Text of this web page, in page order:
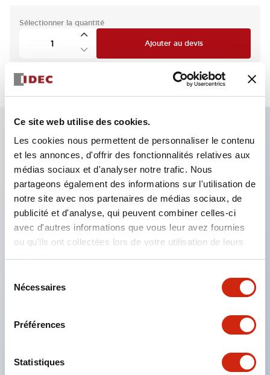
Ce site web utilise des cookies.
Les cookies nous permettent de personnaliser le contenu
et les annonces, d'offrir des fonctionnalités relatives aux
médias sociaux et d'analyser notre trafic. Nous
partageons également des informations sur l'utilisation de
notre site avec nos partenaires de médias sociaux, de
publicité et d'analyse, qui peuvent combiner celles-ci
avec d'autres informations que vous leur avez fournies
ou qu'ils ont collectées lors de votre utilisation de leurs
Nécessaires
Préférences
Statistiques
Sélectionner la quantité
Ajouter au devis
Caractéristiques clés
Applicable dans les atmosphères potentiellement
explosives
Classé Classe I, Zone 1
Homologations mondiales (UL, ATEX, CE)
Interrupteurs sélecteurs disponibles avec levier ou
Bornes à vis sécurisées contre les contacts